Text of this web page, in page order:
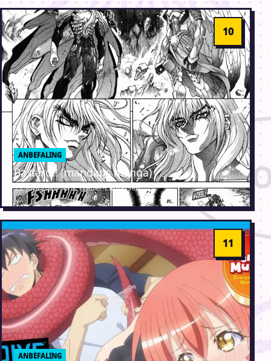
ANBEFALING
Bastard!! (mandags manga)
15. juni 2026 · Erik Weber-Lauridsen
ANBEFALING